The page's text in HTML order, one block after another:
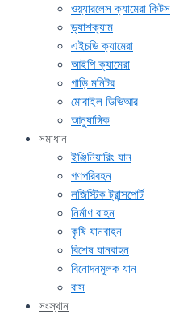
ওয়্যারলেস ক্যামেরা কিটস
ড্যাশক্যাম
এইচডি ক্যামেরা
আইপি ক্যামেরা
গাড়ি মনিটর
মোবাইল ডিভিআর
আনুষাঙ্গিক
সমাধান
ইঞ্জিনিয়ারিং যান
গণপরিবহন
লজিস্টিক ট্রান্সপোর্ট
নির্মাণ বাহন
কৃষি যানবাহন
বিশেষ যানবাহন
বিনোদনমূলক যান
বাস
সংস্থান